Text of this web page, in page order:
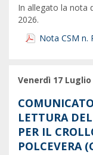
In allegato la nota
2026.
Nota CSM n.
Venerdì 17 Luglio
LETTURA
PER IL
POLCEVERA